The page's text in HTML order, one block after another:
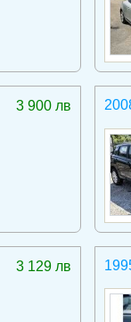
3 900 лв
3 129 лв